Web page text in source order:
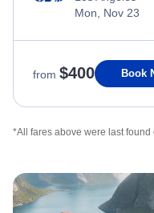
Mon, Nov 23
from $400 Book
*All fares above were last found